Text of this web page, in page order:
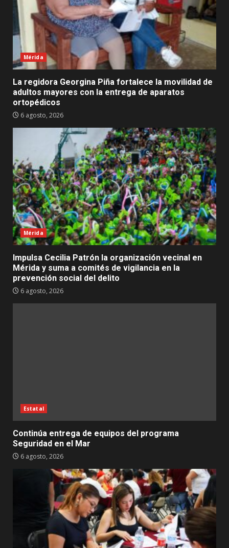
Mérida
La regidora Georgina Piña fortalece la movilidad de
adultos mayores con la entrega de aparatos
ortopédicos
6 agosto, 2026
Mérida
Impulsa Cecilia Patrón la organización vecinal en
Mérida y suma a comités de vigilancia en la
prevención social del delito
6 agosto, 2026
Estatal
Continúa entrega de equipos del programa
Seguridad en el Mar
6 agosto, 2026